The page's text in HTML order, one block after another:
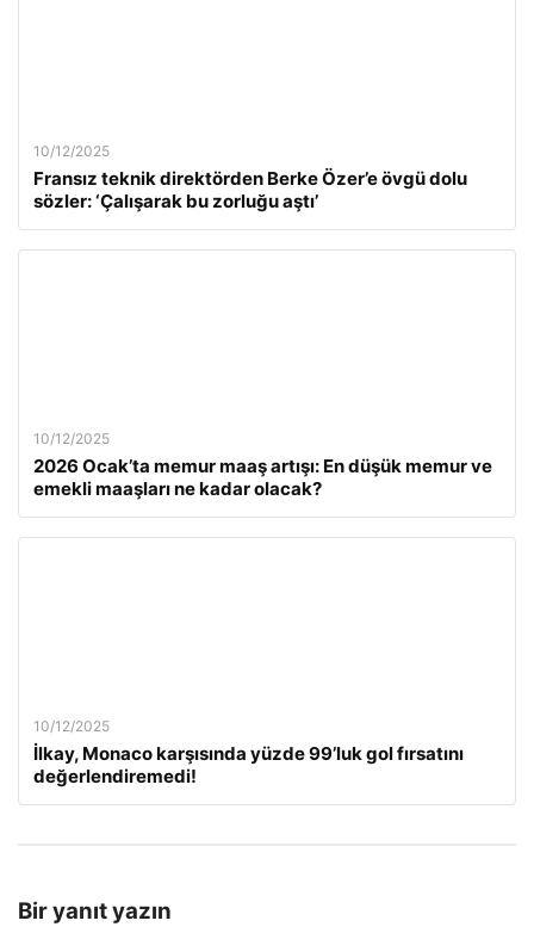
10/12/2025
Fransız teknik direktörden Berke Özer’e övgü dolu
sözler: ‘Çalışarak bu zorluğu aştı’
10/12/2025
2026 Ocak’ta memur maaş artışı: En düşük memur ve
emekli maaşları ne kadar olacak?
10/12/2025
İlkay, Monaco karşısında yüzde 99’luk gol fırsatını
değerlendiremedi!
Bir yanıt yazın